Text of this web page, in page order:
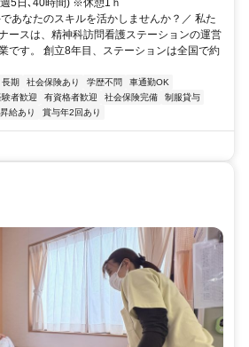
あなたのスキルを活かしませんか？／ 私た
ースは、精神科訪問看護ステーションの運営
です。 創立8年目、ステーションは全国で約
長期 社会保険あり 学歴不問
車通勤OK
験者歓迎 有資格者歓迎 社会保険完備
制服貸与
昇給あり 賞与年2回あり